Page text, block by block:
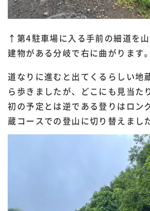
↑第4駐車場に入る手前の細道を山
建物がある分岐で右に曲がります。
道なりに進むと出てくるらしい地
ら歩きましたが、どこにも見当た
初の予定とは逆である登りはロン
蔵コースでの登山に切り替えました